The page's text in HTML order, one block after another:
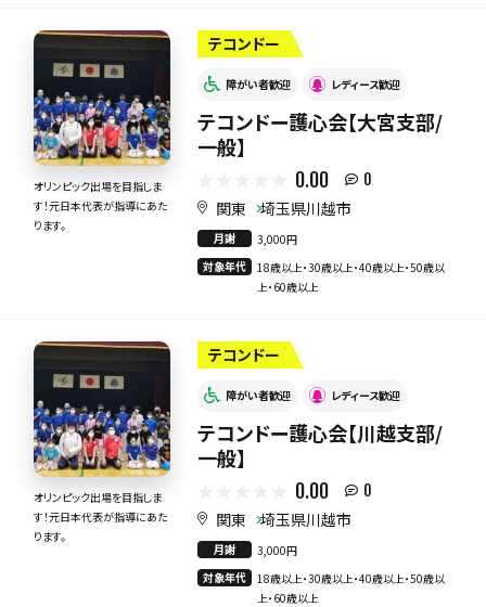
オリンピック出場を目指しま
す！元日本代表が指導にあた
ります。
テコンドー
障がい者歓迎 レディース歓迎
テコンドー護心会【大宮支部/
一般】
0.00 0
関東 埼玉県川越市
月謝
3,000円
対象年代
18歳以上・30歳以上・40歳以上・50歳以
上・60歳以上
オリンピック出場を目指しま
す！元日本代表が指導にあた
ります。
テコンドー
障がい者歓迎 レディース歓迎
テコンドー護心会【川越支部/
一般】
0.00 0
関東 埼玉県川越市
月謝
3,000円
対象年代
18歳以上・30歳以上・40歳以上・50歳以
上・60歳以上